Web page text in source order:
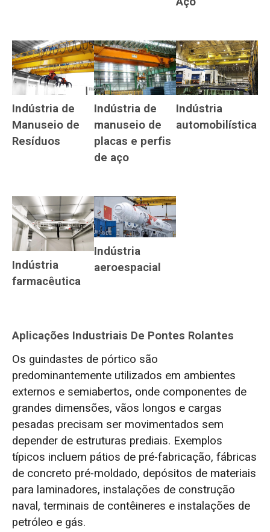
Indústria de
Manuseio de
Resíduos
Indústria de
manuseio de
placas e perfis
de aço
Indústria
automobilística
Indústria
farmacêutica
Indústria
aeroespacial
Aplicações Industriais De Pontes Rolantes
Os guindastes de pórtico são
predominantemente utilizados em ambientes
externos e semiabertos, onde componentes de
grandes dimensões, vãos longos e cargas
pesadas precisam ser movimentados sem
depender de estruturas prediais. Exemplos
típicos incluem pátios de pré-fabricação, fábricas
de concreto pré-moldado, depósitos de materiais
para laminadores, instalações de construção
naval, terminais de contêineres e instalações de
petróleo e gás.